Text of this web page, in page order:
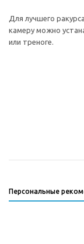
Для лучшего
камеру можно
или треноге.
Персональные